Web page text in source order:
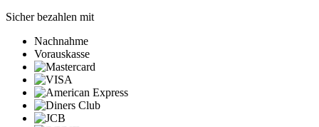
Sicher bezahlen mit
Nachnahme
Vorauskasse